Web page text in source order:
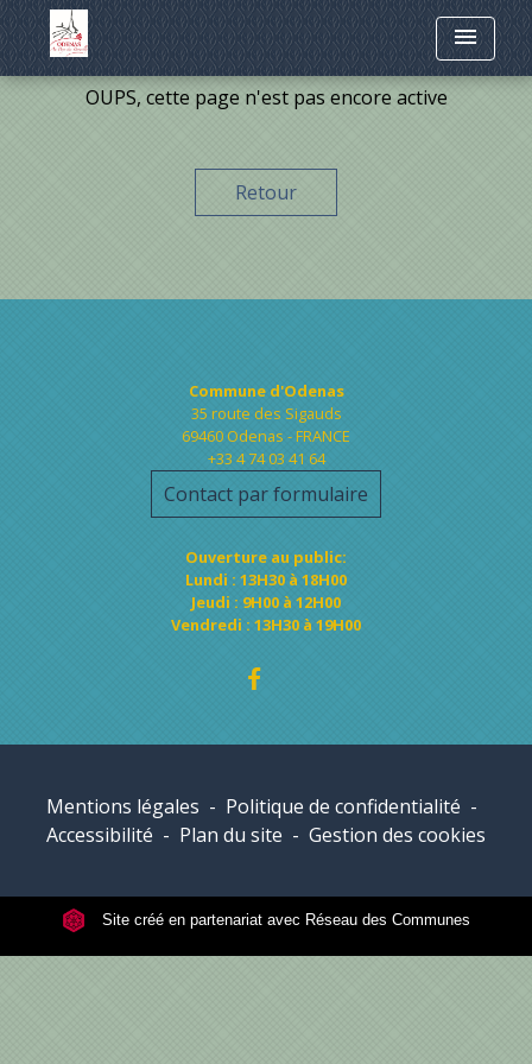
menu
OUPS, cette page n'est pas encore active
Retour
Commune d'Odenas
35 route des Sigauds
69460 Odenas - FRANCE
+33 4 74 03 41 64
Contact par formulaire
Ouverture au public:
Lundi : 13H30 à 18H00
Jeudi : 9H00 à 12H00
Vendredi : 13H30 à 19H00
Mentions légales - Politique de confidentialité -
Accessibilité - Plan du site - Gestion des cookies
Site créé en partenariat avec Réseau des Communes